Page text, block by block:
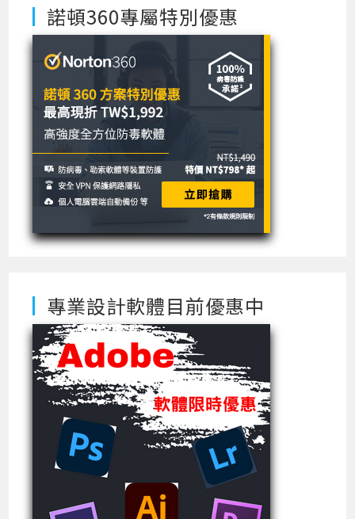
諾頓360專屬特別優惠
專業設計軟體目前優惠中